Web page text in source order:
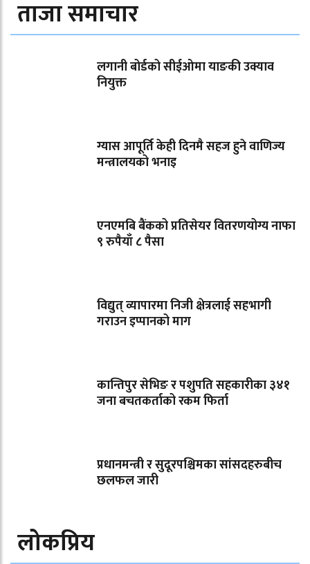
ताजा समाचार
लगानी बोर्डको सीईओमा याङकी उक्याव
नियुक्त
ग्यास आपूर्ति केही दिनमै सहज हुने वाणिज्य
मन्त्रालयको भनाइ
एनएमबि बैंकको प्रतिसेयर वितरणयोग्य नाफा
९ रुपैयाँ ८ पैसा
विद्युत् व्यापारमा निजी क्षेत्रलाई सहभागी
गराउन इप्पानको माग
कान्तिपुर सेभिङ र पशुपति सहकारीका ३४१
जना बचतकर्ताको रकम फिर्ता
प्रधानमन्त्री र सुदूरपश्चिमका सांसदहरुबीच
छलफल जारी
लोकप्रिय